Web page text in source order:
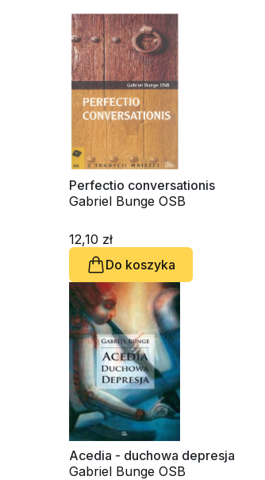
Perfectio conversationis
Gabriel Bunge OSB
12,10 zł
Do koszyka
Acedia - duchowa depresja
Gabriel Bunge OSB